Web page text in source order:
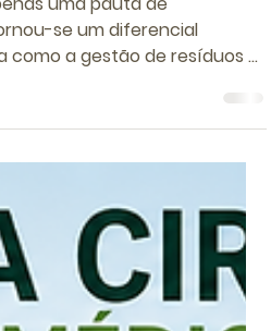
gestão de resíduos
transformar
uma pauta de
a gestão de resíduos e
governança ambiental, reduz
e gera valor para
portes.